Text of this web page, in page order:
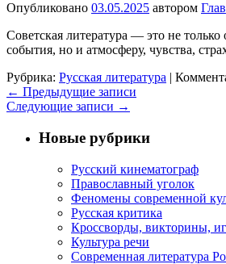
Опубликовано 03.05.2025 автором
Советская литература — это не
события, но и атмосферу, чувства,
Рубрика: Русская литература |
← Предыдущие записи
Следующие записи →
Новые рубрики
Русский кинематограф
Православный уголок
Феномены современной
Русская критика
Кроссворды, викторины,
Культура речи
Современная литература